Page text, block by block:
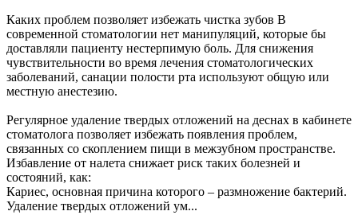
Каких проблем позволяет избежать чистка зубов В
современной стоматологии нет манипуляций, которые бы
доставляли пациенту нестерпимую боль. Для снижения
чувствительности во время лечения стоматологических
заболеваний, санации полости рта используют общую или
местную анестезию.
Регулярное удаление твердых отложений на деснах в кабинете
стоматолога позволяет избежать появления проблем,
связанных со скоплением пищи в межзубном пространстве.
Избавление от налета снижает риск таких болезней и
состояний, как:
Кариес, основная причина которого – размножение бактерий.
Удаление твердых отложений ум...